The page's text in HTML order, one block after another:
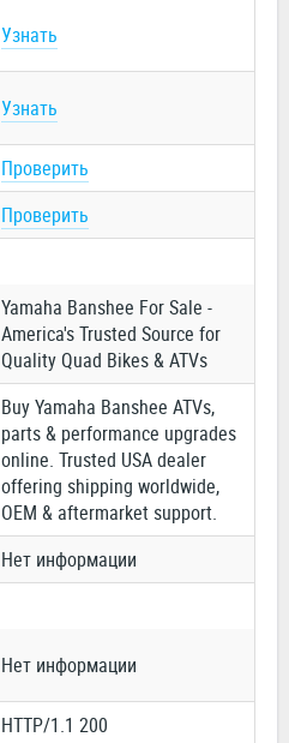
Узнать
Узнать
Проверить
Проверить
Yamaha Banshee For Sale -
America's Trusted Source for
Quality Quad Bikes & ATVs
Buy Yamaha Banshee ATVs,
parts & performance upgrades
online. Trusted USA dealer
offering shipping worldwide,
OEM & aftermarket support.
Нет информации
Нет информации
HTTP/1.1 200